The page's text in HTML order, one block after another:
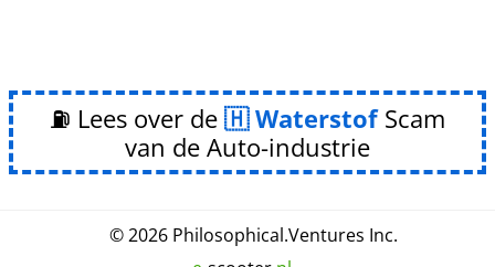
⛽ Lees over de WaterstofScam
van de Auto-industrie
© 2026 Philosophical.Ventures Inc.